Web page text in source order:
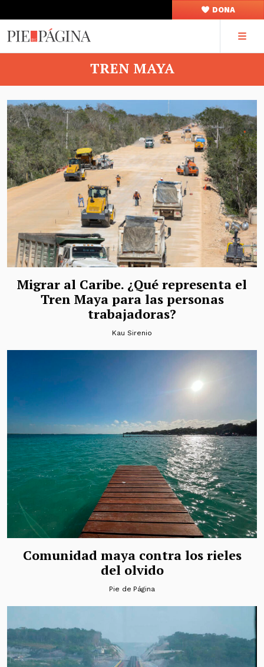
DONA
TREN MAYA
Migrar al Caribe. ¿Qué representa el
Tren Maya para las personas
trabajadoras?
Kau Sirenio
Comunidad maya contra los rieles
del olvido
Pie de Página